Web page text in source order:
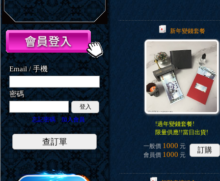
Email / 手機
密碼
登入
忘記密碼
加入會員
查訂單
新年變錢套餐
!過年變錢套餐!
限量供應!!當日出貨!
一般價 1000 元
會員價 1000 元
訂購